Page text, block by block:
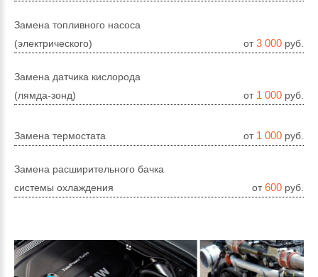
Замена топливного насоса
(электрического)
от3 000 руб.
Замена датчика кислорода
(лямда-зонд)
от 1 000 руб.
Замена термостата от 1 000 руб.
Замена расширительного бачка
системы охлаждения
от600 руб.